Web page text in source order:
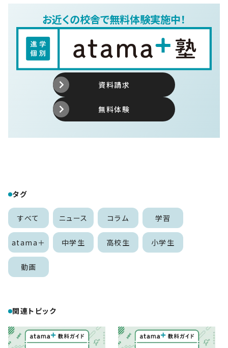
お近くの校舎で無料体験実施中！
資料請求
無料体験
タグ
すべて ニュース コラム 学習
atama＋ 中学生 高校生 小学生
動画
関連トピック